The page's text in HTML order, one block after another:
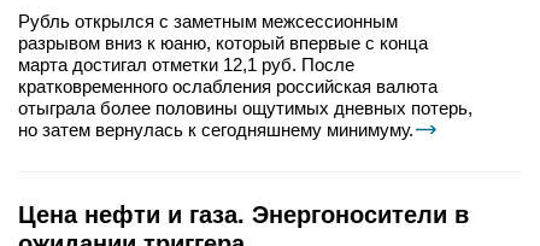
Рубль открылся с заметным межсессионным
разрывом вниз к юаню, который впервые с конца
марта достигал отметки 12,1 руб. После
кратковременного ослабления российская валюта
отыграла более половины ощутимых дневных потерь,
но затем вернулась к сегодняшнему минимуму.
Цена нефти и газа. Энергоносители в